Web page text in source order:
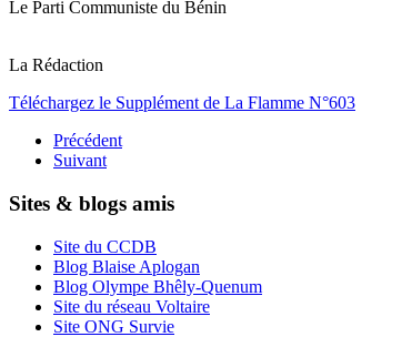
Le Parti Communiste du Bénin
La Rédaction
Téléchargez le Supplément de La Flamme N°603
Précédent
Suivant
Sites & blogs amis
Site du CCDB
Blog Blaise Aplogan
Blog Olympe Bhêly-Quenum
Site du réseau Voltaire
Site ONG Survie